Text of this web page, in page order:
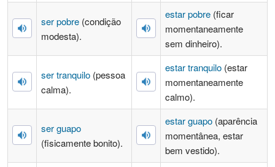
ser pobre (condição
modesta).
estar pobre (ficar
momentaneamente
sem dinheiro).
ser tranquilo (pessoa
calma).
estar tranquilo (estar
momentaneamente
calmo).
ser guapo
(fisicamente bonito).
estar guapo (aparência
momentânea, estar
bem vestido).